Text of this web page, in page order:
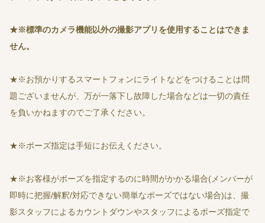
★※標準のカメラ機能以外の撮影アプリを使用することはできま
せん。
★※お預かりするスマートフォンにライトなどをつけることは問
題ございませんが、万が一落下し故障した場合などは一切の責任
を負いかねますのでご了承ください。
★※ポーズ指定は手短にお伝えください。
★※お客様がポーズを指定するのに時間がかかる場合(メンバーが
即時に把握/解釈/対応できない簡単なポーズではない場合)は、撮
影スタッフによるカウントダウンやスタッフによるポーズ指定で